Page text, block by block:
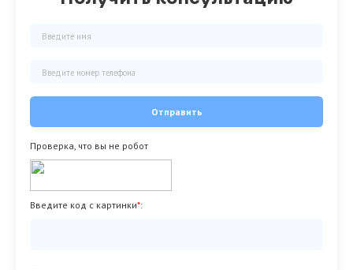
Отправить
Проверка, что вы не робот
Введите код с картинки*: